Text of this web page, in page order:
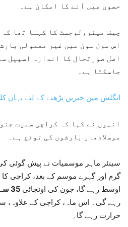
حصوں میں آنے کا امکان ہے۔
چیف میٹرولوجسٹ کا کہنا تھا
اس مون سون میں غیر معمولی
اصل صورتحال کا اندازہ اسپیل
جاسکتا ہے۔
انگلش میں خبریں پڑھنے کے لئے یہاں
انہوں نے کہا کہ کراچی سمیت
موسلادھار بارشوں کی توقع ہے۔
سینئر ماہر موسمیات نے پیش گوئی
گرم اور گہرے موسم کے بعد، کراچی
اوسط رہے گا، جون کی اونچائی
رہے گی۔ اس ماہ، کراچی کے علاوہ،
حرارت رہے گا۔